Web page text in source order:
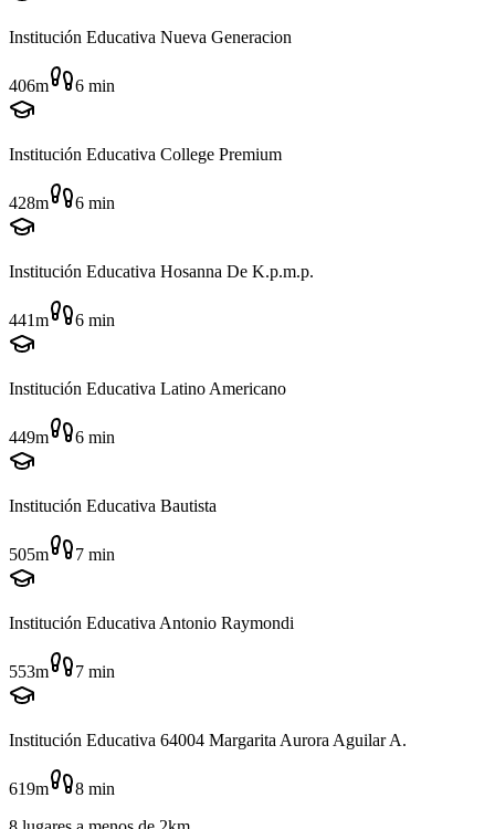
Institución Educativa Nueva Generacion
406m 6 min
Institución Educativa College Premium
428m 6 min
Institución Educativa Hosanna De K.p.m.p.
441m 6 min
Institución Educativa Latino Americano
449m 6 min
Institución Educativa Bautista
505m 7 min
Institución Educativa Antonio Raymondi
553m 7 min
Institución Educativa 64004 Margarita Aurora Aguilar A.
619m 8 min